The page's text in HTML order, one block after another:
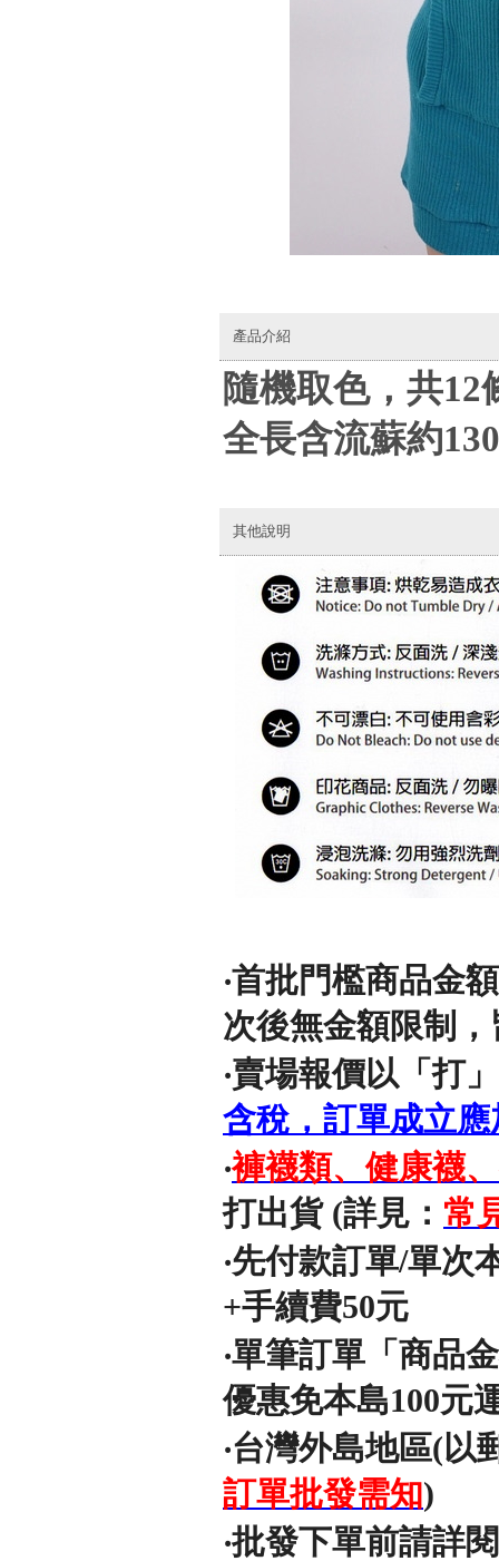
產品介紹
隨機取色，共12
全長含流蘇約
其他說明
‧首批門檻商品金
次後無金額限制
‧賣場報價以「打
含稅，訂單成立應
‧褲襪類、健康襪
打出貨 (詳見： 常
‧先付款訂單/單次
+手續費50元
‧單筆訂單「商品
優惠免本島100元
‧台灣外島地區(以
訂單批發需知)
‧批發下單前請詳